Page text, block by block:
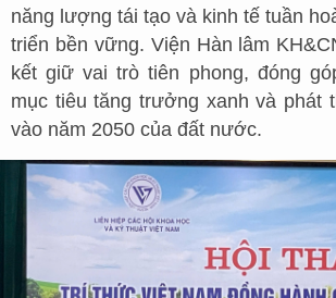
năng lượng tái tạo và kinh tế tuần
triển bền vững. Viện Hàn lâm
kết giữ vai trò tiên phong, đóng
mục tiêu tăng trưởng xanh và phát
vào năm 2050 của đất nước.